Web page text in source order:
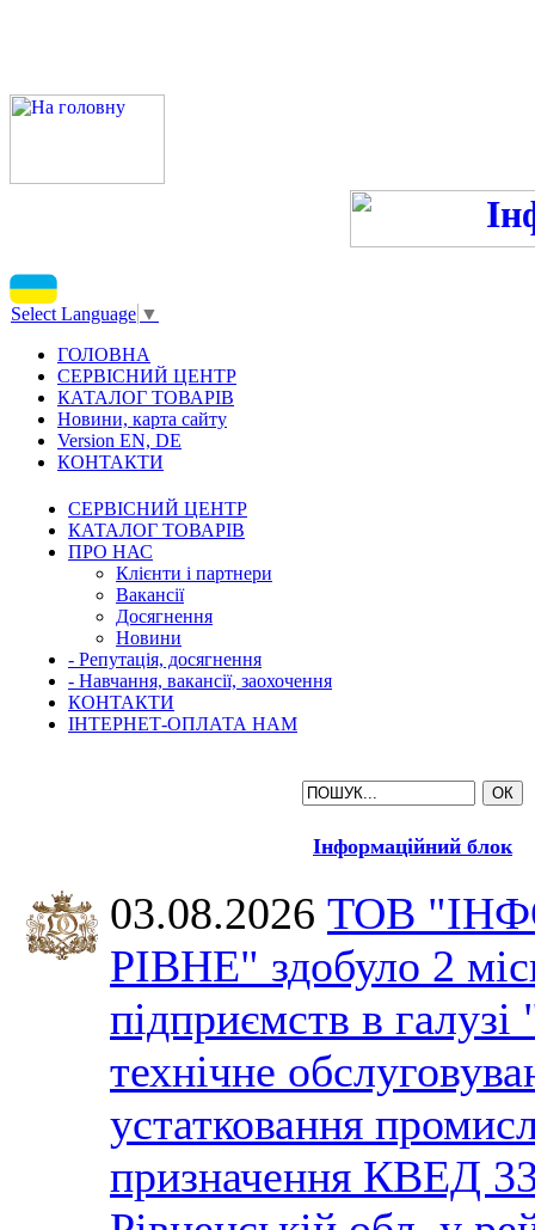
Select Language ▼
ГОЛОВНА
СЕРВІСНИЙ ЦЕНТР
КАТАЛОГ ТОВАРІВ
Новини, карта сайту
Version EN, DE
КОНТАКТИ
СЕРВІСНИЙ ЦЕНТР
КАТАЛОГ ТОВАРІВ
ПРО НАС
Клієнти і партнери
Вакансії
Досягнення
Новини
- Репутація, досягнення
- Навчання, вакансії, заохочення
КОНТАКТИ
ІНТЕРНЕТ-ОПЛАТА НАМ
Інформаційний блок
03.08.2026 ТОВ
РІВНЕ" здобуло 2
підприємств в галузі
технічне
устатковання
призначення КВЕД